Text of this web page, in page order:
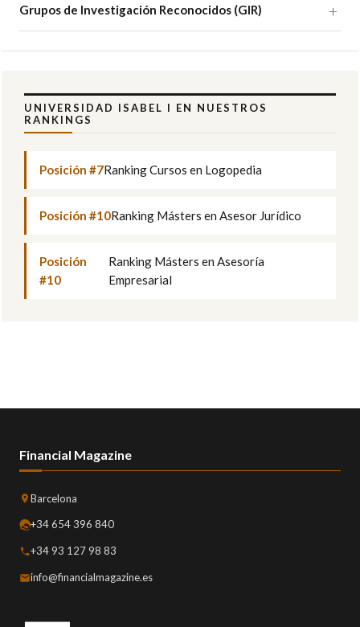
Grupos de Investigación Reconocidos (GIR)
UNIVERSIDAD ISABEL I EN NUESTROS
RANKINGS
Posición #7Ranking Cursos en Logopedia
Posición #10Ranking Másters en Asesor Jurídico
Posición
#10
Ranking Másters en Asesoría
Empresarial
Financial Magazine
Barcelona
+34 654 396 840
+34 93 127 98 83
info@financialmagazine.es